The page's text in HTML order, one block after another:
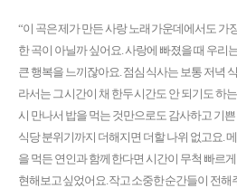
“이 곡은 제가 만든 사랑 노래 가운데에서도 가
한 곡이 아닐까 싶어요. 사랑에 빠졌을 때 우리
큰 행복을 느끼잖아요. 점심 식사는 보통 저녁
라서는 그 시간이 채 한두 시간도 안 되기도 하
시 만나서 밥을 먹는 것만으로도 감사하고 기
식당 분위기까지 더해지면 더할 나위 없고요.
을 먹든 연인과 함께 한다면 시간이 무척 빠르
현해보고 싶었어요. 작고 소중한 순간들이 전